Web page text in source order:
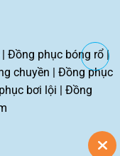
Đồng phục bóng rổ|
chuyền
Đồng phục
bơi lội
Đồng